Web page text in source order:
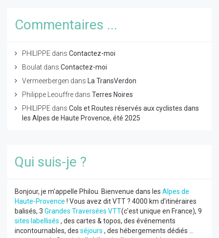
Commentaires ...
PHILIPPE dans Contactez-moi
Boulat dans Contactez-moi
Vermeerbergen dans
La TransVerdon
Philippe Leouffre dans Terres Noires
PHILIPPE dans Cols et Routes réservés aux cyclistes dans
les Alpes de Haute Provence, été 2025
Qui suis-je ?
Bonjour, je m'appelle Philou. Bienvenue dans les Alpes de
Haute-Provence ! Vous avez dit VTT ? 4000 km d'itinéraires
balisés, 3 Grandes Traversées VTT(c'est unique en France), 9
sites labellisés , des cartes & topos, des événements
incontournables, des séjours , des hébergements dédiés ...